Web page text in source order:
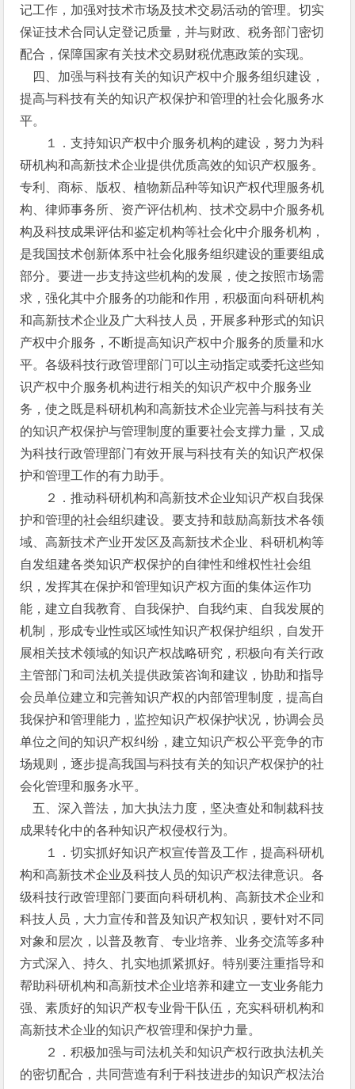
记工作，加强对技术市场及技术交易活动的管理。切实
保证技术合同认定登记质量，并与财政、税务部门密切
配合，保障国家有关技术交易财税优惠政策的实现。
四、加强与科技有关的知识产权中介服务组织建设，
提高与科技有关的知识产权保护和管理的社会化服务水
平。
１．支持知识产权中介服务机构的建设，努力为科
研机构和高新技术企业提供优质高效的知识产权服务。
专利、商标、版权、植物新品种等知识产权代理服务机
构、律师事务所、资产评估机构、技术交易中介服务机
构及科技成果评估和鉴定机构等社会化中介服务机构，
是我国技术创新体系中社会化服务组织建设的重要组成
部分。要进一步支持这些机构的发展，使之按照市场需
求，强化其中介服务的功能和作用，积极面向科研机构
和高新技术企业及广大科技人员，开展多种形式的知识
产权中介服务，不断提高知识产权中介服务的质量和水
平。各级科技行政管理部门可以主动指定或委托这些知
识产权中介服务机构进行相关的知识产权中介服务业
务，使之既是科研机构和高新技术企业完善与科技有关
的知识产权保护与管理制度的重要社会支撑力量，又成
为科技行政管理部门有效开展与科技有关的知识产权保
护和管理工作的有力助手。
２．推动科研机构和高新技术企业知识产权自我保
护和管理的社会组织建设。要支持和鼓励高新技术各领
域、高新技术产业开发区及高新技术企业、科研机构等
自发组建各类知识产权保护的自律性和维权性社会组
织，发挥其在保护和管理知识产权方面的集体运作功
能，建立自我教育、自我保护、自我约束、自我发展的
机制，形成专业性或区域性知识产权保护组织，自发开
展相关技术领域的知识产权战略研究，积极向有关行政
主管部门和司法机关提供政策咨询和建议，协助和指导
会员单位建立和完善知识产权的内部管理制度，提高自
我保护和管理能力，监控知识产权保护状况，协调会员
单位之间的知识产权纠纷，建立知识产权公平竞争的市
场规则，逐步提高我国与科技有关的知识产权保护的社
会化管理和服务水平。
五、深入普法，加大执法力度，坚决查处和制裁科技
成果转化中的各种知识产权侵权行为。
１．切实抓好知识产权宣传普及工作，提高科研机
构和高新技术企业及科技人员的知识产权法律意识。各
级科技行政管理部门要面向科研机构、高新技术企业和
科技人员，大力宣传和普及知识产权知识，要针对不同
对象和层次，以普及教育、专业培养、业务交流等多种
方式深入、持久、扎实地抓紧抓好。特别要注重指导和
帮助科研机构和高新技术企业培养和建立一支业务能力
强、素质好的知识产权专业骨干队伍，充实科研机构和
高新技术企业的知识产权管理和保护力量。
２．积极加强与司法机关和知识产权行政执法机关
的密切配合，共同营造有利于科技进步的知识产权法治